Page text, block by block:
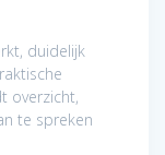
duidelijk
overzicht,
te spreken